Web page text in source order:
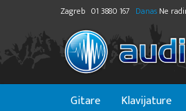
Zagreb 01 3880 167 Danas Ne
Gitare Klavijature